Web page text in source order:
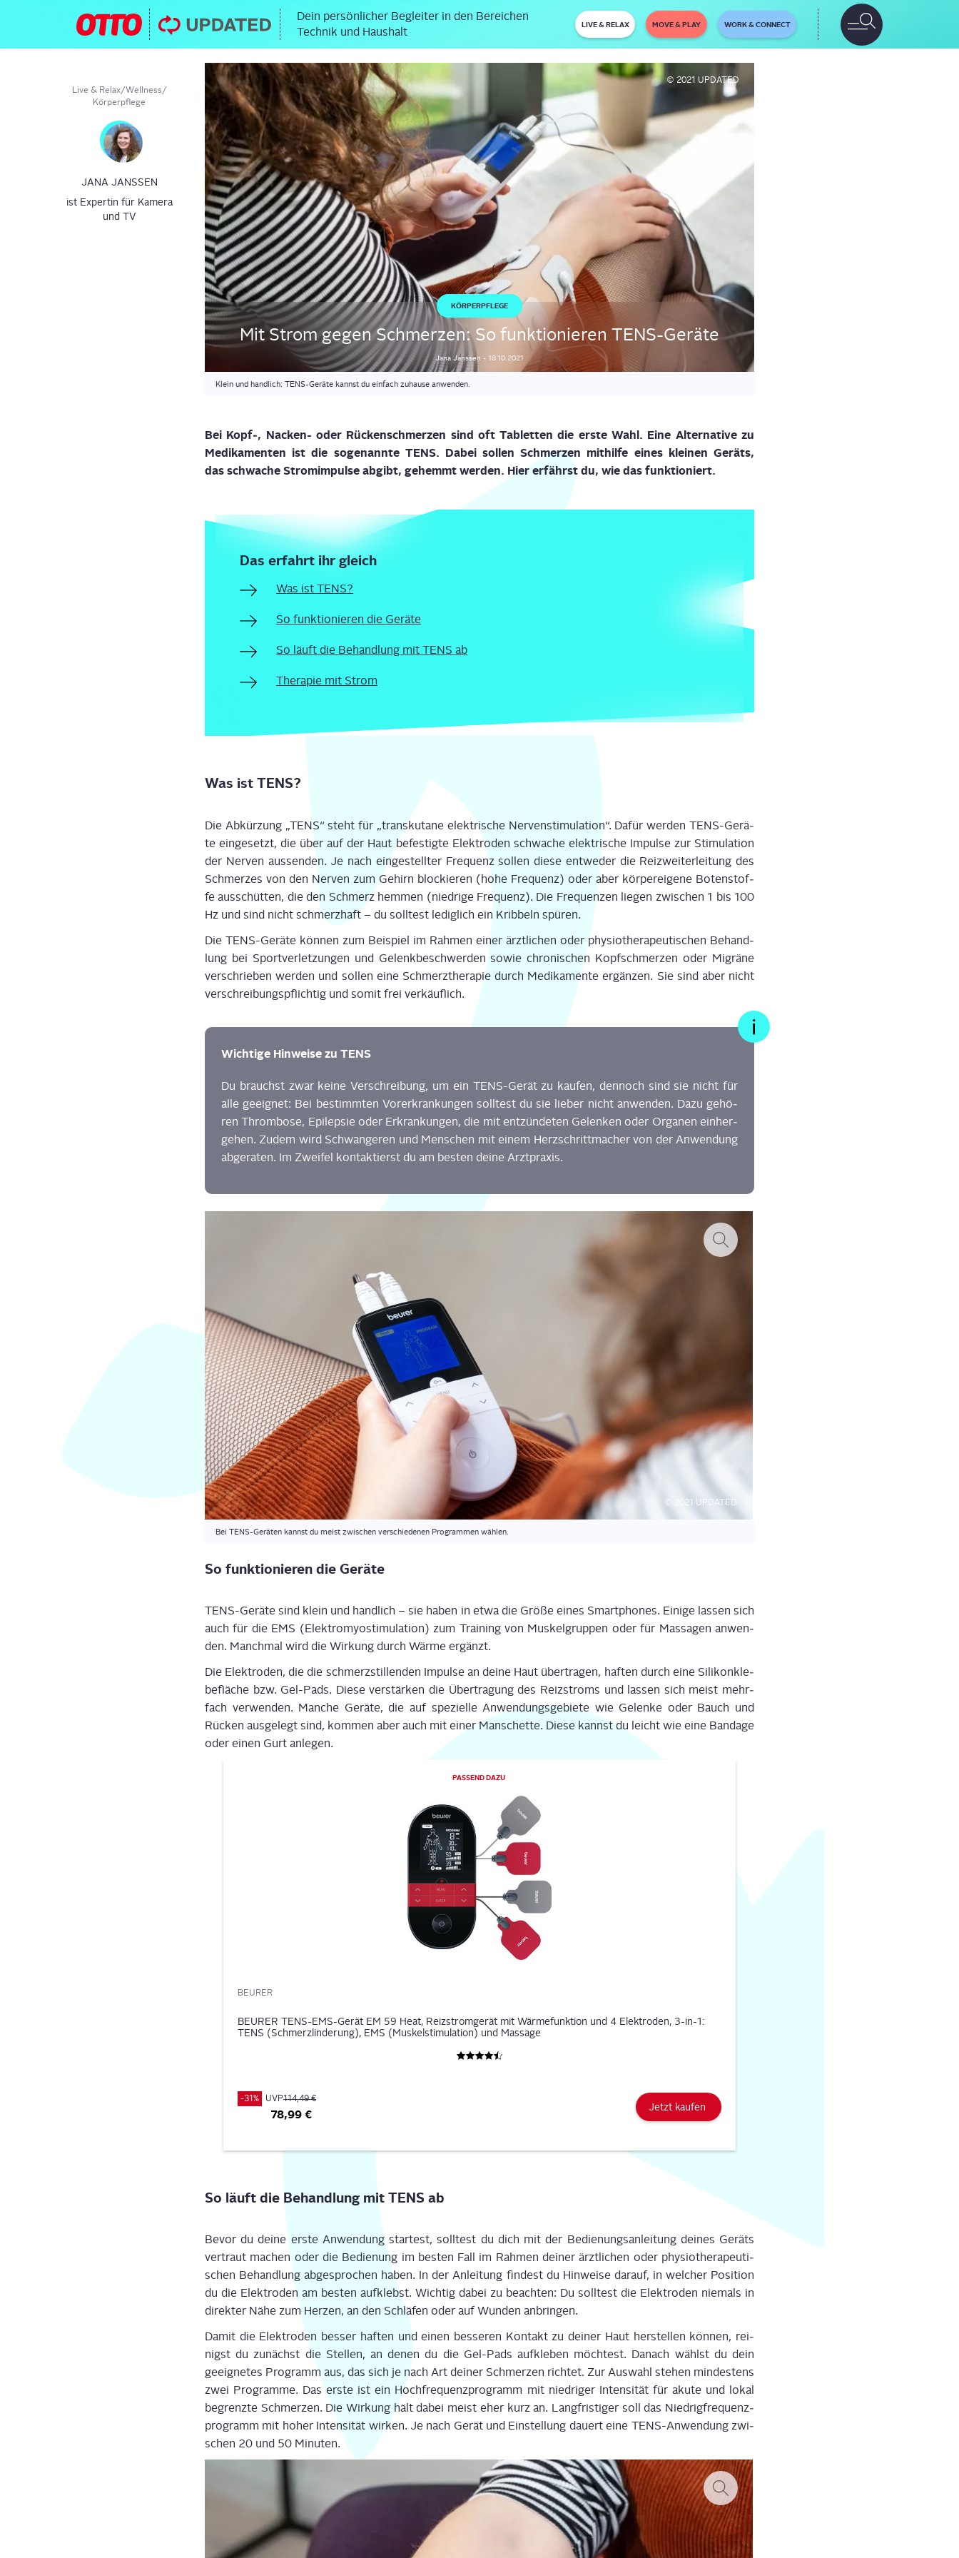
Dein persönlicher Begleiter in den Bereichen
Technik und Haushalt
LIVE & RELAX MOVE & PLAY WORK & CONNECT
Live & Relax/Wellness/
Körperpflege
JANA JANSSEN
ist Expertin für Kamera
und TV
© 2021 UPDATED
KÖRPERPFLEGE
Mit Strom gegen Schmer­zen: So funk­tio­nie­ren TENS-Geräte
Jana Janssen - 18.10.2021
Klein und handlich: TENS-Geräte kannst du einfach zuhause anwenden.
Bei Kopf‑, Nacken- oder Rücken­schmer­zen sind oft Tablet­ten die ers­te Wahl. Eine Alter­na­ti­ve zu
Medi­ka­men­ten ist die soge­nann­te TENS. Dabeisol­len Schmer­zen mit­hil­fe eines klei­nen Geräts,
das schwa­che Strom­im­pul­se abgibt, gehemmt wer­den. Hier erfährst du, wie das funk­tio­niert.
Das erfahrt ihr gleich
Was ist TENS?
So funk­tio­nie­ren die Geräte
So läuft die Behand­lung mit TENS ab
The­ra­pie mit Strom
Was ist TENS?
Die Abkür­zung „TENS“ steht für „trans­ku­ta­ne elek­tri­sche Ner­ven­sti­mu­la­ti­on“. Dafür wer­den TENS-Gerä­
te ein­ge­setzt, die über auf der Haut befes­tig­te Elek­tro­den schwa­che elek­tri­sche Impul­se zur Sti­mu­la­ti­on
der Ner­ven aus­sen­den. Je nach ein­ge­stell­ter Fre­quenz sol­len die­se ent­we­der die Reiz­wei­ter­lei­tung des
Schmer­zes von den Ner­ven zum Gehirn blo­ckie­ren (hohe Fre­quenz) oder aber kör­per­ei­ge­ne Boten­stof­
fe aus­schüt­ten, die den Schmerz hem­men (nied­ri­ge Fre­quenz). Die Fre­quen­zen lie­gen zwi­schen 1 bis 100
Hz und sind nicht schmerz­haft – du soll­test ledig­lich ein Krib­beln spü­ren.
Die TENS-Gerä­te kön­nen zum Bei­spiel im Rah­men einer ärzt­li­chen oder phy­sio­the­ra­peu­ti­schen Behand­
lung bei Sport­ver­let­zun­gen und Gelenk­be­schwer­den sowie chro­ni­schen Kopf­schmer­zen oder Migrä­ne
ver­schrie­ben wer­den und sol­len eine Schmerz­the­ra­pie durch Medi­ka­men­te ergän­zen. Sie sind aber nicht
ver­schrei­bungs­pflich­tig und somit frei ver­käuf­lich.
Wich­ti­ge Hin­wei­se zu TENS
Du brauchst zwar kei­ne Ver­schrei­bung, um ein TENS-Gerät zu kau­fen, den­noch sind sie nicht für
alle geeig­net: Bei bestimm­ten Vor­er­kran­kun­gen soll­test du sie lie­ber nicht anwen­den. Dazu gehö­
ren Throm­bo­se, Epi­lep­sie oder Erkran­kun­gen, die mit ent­zün­de­ten Gelen­ken oder Orga­nen ein­her­
ge­hen. Zudem wird Schwan­ge­ren und Men­schen mit einem Herz­schritt­ma­cher von der Anwen­dung
abge­ra­ten. Im Zwei­fel kon­tak­tierst du am bes­ten dei­ne Arztpra­xis.
© 2021 UPDATED
Bei TENS-Gerä­ten kannst du meist zwi­schen ver­schie­de­nen Pro­gram­men wählen.
So funk­tio­nie­ren die Geräte
TENS-Gerä­te sind klein und hand­lich – sie haben in etwa die Grö­ße eines Smart­phones. Eini­ge las­sen sich
auch für die EMS (Elek­tro­myo­sti­mu­la­ti­on) zum Trai­ning von Mus­kel­grup­pen oder für Mas­sa­gen anwen­
den. Manch­mal wird die Wir­kung durch Wär­me ergänzt.
Die Elek­tro­den, die die schmerz­stil­len­den Impul­se an dei­ne Haut über­tra­gen, haf­ten durch eine Sili­kon­kle­
be­flä­che bzw. Gel-Pads. Die­se ver­stär­ken die Über­tra­gung des Reiz­stroms und las­sen sich meist mehr­
fach ver­wen­den. Man­che Gerä­te, die auf spe­zi­el­le Anwen­dungs­ge­bie­te wie Gelen­ke oder Bauch und
Rücken aus­ge­legt sind, kom­men aber auch mit einer Man­schet­te. Die­se kannst du leicht wie eine Ban­da­ge
oder einen Gurt anle­gen.
PAS­SEND DAZU
BEURER
BEURER TENS-EMS-Gerät EM 59 Heat, Reizstromgerät mit Wärmefunktion und 4 Elektroden, 3-in-1:
TENS (Schmerzlinderung), EMS (Muskelstimulation) und Massage
-31% UVP114,49 €
78,99 €
Jetzt kaufen
So läuft die Behand­lung mit TENS ab
Bevor du dei­ne ers­te Anwen­dung star­test, soll­test du dich mit der Bedie­nungs­an­lei­tung dei­nes Geräts
ver­traut machen oder die Bedie­nung im bes­ten Fall im Rah­men dei­ner ärzt­li­chen oder phy­sio­the­ra­peu­ti­
schen Behand­lung abge­spro­chen haben. In der Anlei­tung fin­dest du Hin­wei­se dar­auf, in wel­cher Posi­ti­on
du die Elek­tro­den am bes­ten auf­klebst. Wich­tig dabei zu beach­ten: Du soll­test die Elek­tro­den nie­mals in
direk­ter Nähe zum Her­zen, an den Schlä­fen oder auf Wun­den anbrin­gen.
Damit die Elek­tro­den bes­ser haf­ten und einen bes­se­ren Kon­takt zu dei­ner Haut her­stel­len kön­nen, rei­
nigst du zunächst die Stel­len, an denen du die Gel-Pads auf­kle­ben möch­test. Danach wählst du dein
geeig­ne­tes Pro­gramm aus, das sich je nach Art dei­ner Schmer­zen rich­tet. Zur Aus­wahl ste­hen min­des­tens
zwei Pro­gram­me. Das ers­te ist ein Hoch­fre­quenz­pro­gramm mit nied­ri­ger Inten­si­tät für aku­te und lokal
begrenz­te Schmer­zen. Die Wir­kung hält dabei meist eher kurz an. Lang­fris­ti­ger soll das Nied­rig­fre­quenz­
pro­gramm mit hoher Inten­si­tät wir­ken. Je nach Gerät und Ein­stel­lung dau­ert eine TENS-Anwen­dung zwi­
schen 20 und 50 Minu­ten.